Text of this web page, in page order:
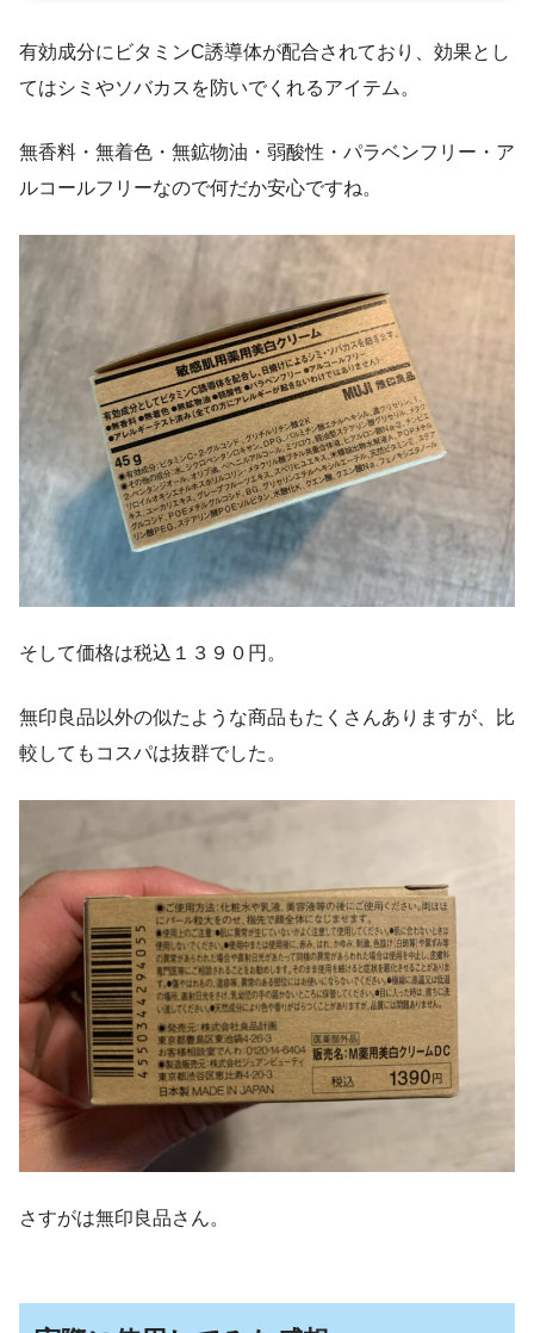
有効成分にビタミンC誘導体が配合されており、効果とし
てはシミやソバカスを防いでくれるアイテム。
無香料・無着色・無鉱物油・弱酸性・パラベンフリー・ア
ルコールフリーなので何だか安心ですね。
そして価格は税込１３９０円。
無印良品以外の似たような商品もたくさんありますが、比
較してもコスパは抜群でした。
さすがは無印良品さん。